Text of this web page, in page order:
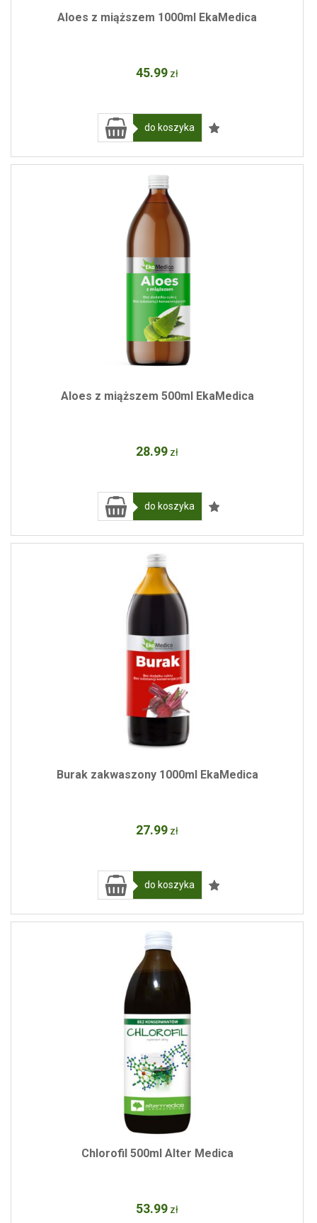
Aloes z miąższem 1000ml EkaMedica
45.99 zł
do koszyka
Aloes z miąższem 500ml EkaMedica
28.99 zł
do koszyka
Burak zakwaszony 1000ml EkaMedica
27.99 zł
do koszyka
Chlorofil 500ml Alter Medica
53.99 zł